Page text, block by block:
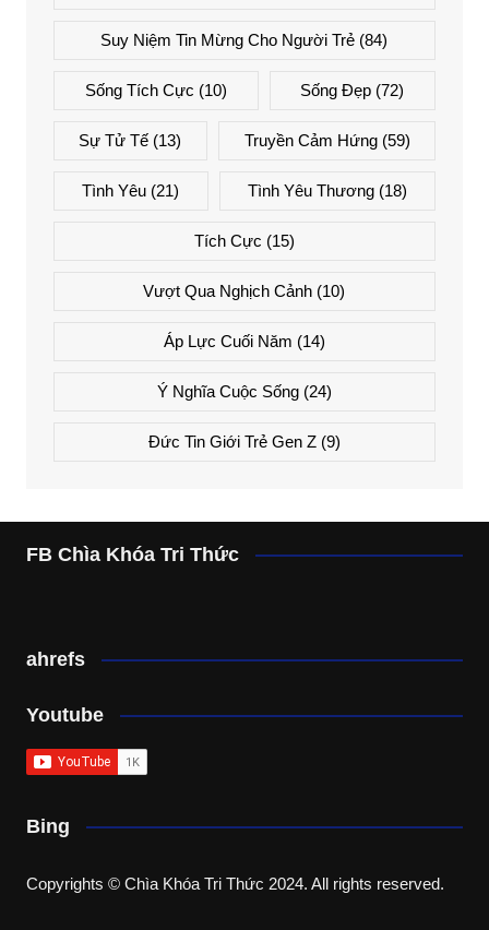
Suy Niệm Tin Mừng Cho Người Trẻ (84)
Sống Tích Cực (10) Sống Đẹp (72)
Sự Tử Tế (13) Truyền Cảm Hứng(59)
Tình Yêu (21) Tình Yêu Thương(18)
Tích Cực (15)
Vượt Qua Nghịch Cảnh (10)
Áp Lực Cuối Năm (14)
Ý Nghĩa Cuộc Sống(24)
Đức Tin Giới Trẻ Gen Z(9)
FB Chìa Khóa Tri Thức
ahrefs
Youtube
Bing
Copyrights © Chìa Khóa Tri Thức 2024. All rights reserved.